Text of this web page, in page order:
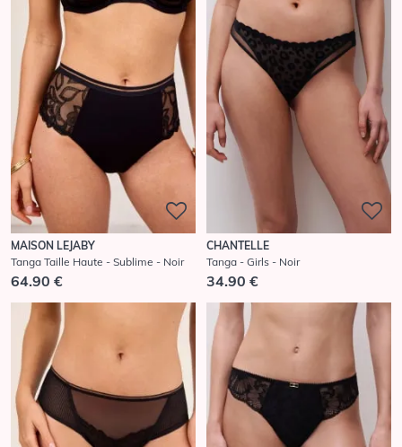
MAISON LEJABY
Tanga Taille Haute - Sublime - Noir
64.90 €
CHANTELLE
Tanga - Girls - Noir
34.90 €